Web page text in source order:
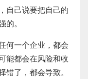
自己说要把自己的
的。
何一个企业，都会
能都会在风险和收
错了，都会导致。